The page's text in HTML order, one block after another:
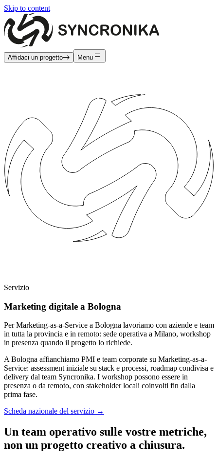
Skip to content
Affidaci un progetto Menu
Servizio
Marketing digitale a Bologna
Per Marketing-as-a-Service a Bologna lavoriamo con aziende e team
in tutta la provincia e in remoto: sede operativa a Milano, workshop
in presenza quando il progetto lo richiede.
A Bologna affianchiamo PMI e team corporate su Marketing-as-a-
Service: assessment iniziale su stack e processi, roadmap condivisa e
delivery dal team Syncronika. I workshop possono essere in
presenza o da remoto, con stakeholder locali coinvolti fin dalla
prima fase.
Scheda nazionale del servizio →
Un team operativo sulle vostre metriche,
non un progetto creativo a chiusura.